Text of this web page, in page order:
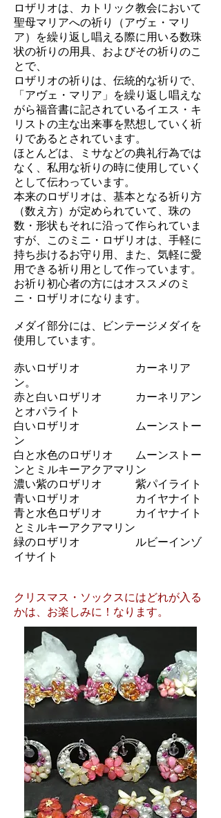
ロザリオは、 カトリック教会において
聖母マリアへの祈り（アヴェ・マリ
ア）を繰り返し唱える際に用いる数珠
状の祈りの用具、およびその祈りのこ
とで、
ロザリオの祈りは、伝統的な祈りで、
「アヴェ・マリア」を繰り返し唱えな
がら福音書に記されているイエス・キ
リスト の主な出来事を黙想していく祈
りであるとされています。
ほとんどは、ミサなどの典礼行為では
なく、私用な祈りの時に使用していく
として伝わっています。
本来のロザリオは、基本となる祈り方
（数え方）が定められていて、珠の
数・形状もそれに沿って作られていま
すが、このミニ・ロザリオは、手軽に
持ち歩けるお守り用、また、気軽に愛
用できる祈り用として作っています。
​お祈り初心者の方にはオススメのミ
ニ・ロザリオになります。
メダイ部分には、ビンテージメダイを
使用しています。
赤いロザリオ カーネリア
ン。
赤と白いロザリオ カーネリアン
とオパライト
白いロザリオ ムーンストー
ン
白と水色のロザリオ ムーンストー
ンとミルキーアクアマリン
濃い紫のロザリオ 紫パイライト
青いロザリオ カイヤナイト
青と水色ロザリオ カイヤナイト
とミルキーアクアマリン
緑のロザリオ ルビーインゾ
イサイト
クリスマス・ソックスにはどれが入る
かは、お楽しみに！なります。